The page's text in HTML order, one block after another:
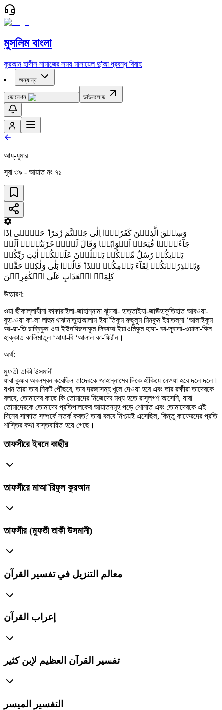
মুসলিম বাংলা
কুরআন হাদীস নামাজের সময় মাসায়েল দু'আ প্রবন্ধ বিবাহ
অন্যান্য
ডোনেশন ডাউনলোড
আয্‌-যুমার
সূরা ৩৯ - আয়াত নং ৭১
وَسِیۡقَ الَّذِیۡنَ کَفَرُوۡۤا اِلٰی جَہَنَّمَ زُمَرًا ؕ حَتّٰۤی اِذَا
جَآءُوۡہَا فُتِحَتۡ اَبۡوَابُہَا وَقَالَ لَہُمۡ خَزَنَتُہَاۤ اَلَمۡ
یَاۡتِکُمۡ رُسُلٌ مِّنۡکُمۡ یَتۡلُوۡنَ عَلَیۡکُمۡ اٰیٰتِ رَبِّکُمۡ
وَیُنۡذِرُوۡنَکُمۡ لِقَآءَ یَوۡمِکُمۡ ہٰذَا ؕ قَالُوۡا بَلٰی وَلٰکِنۡ حَقَّتۡ
کَلِمَۃُ الۡعَذَابِ عَلَی الۡکٰفِرِیۡنَ
উচ্চারণ:
ওয়া ছীকাল্লাযীনা কাফারূইলা-জাহান্নামা ঝুমারা- হাত্তাইযা-জাঊহাফুতিহাত আবওয়া-
বুহা-ওয়া কা-লা লাহুম খাঝানাতুহাআলাম ইয়া’তিকুম রুছুলুম মিনকুম ইয়াতলূনা ‘আলাইকুম
আ-য়া-তি রাব্বিকুম ওয়া ইউনযিরূনাকুম লিকাআ ইয়াওমিকুম হাযা- কা-লূবালা-ওয়ালা-কিন
হাক্কাত কালিমাতুল ‘আযা-বি ‘আলাল কা-ফিরীন।
অর্থ:
মুফতী তাকী উসমানী
যারা কুফর অবলম্বন করেছিল তাদেরকে জাহান্নামের দিকে হাঁকিয়ে নেওয়া হবে দলে দলে।
যখন তারা তার নিকট পৌঁছবে, তার দরজাসমূহ খুলে দেওয়া হবে এবং তার রক্ষীরা তাদেরকে
বলবে, তোমাদের কাছে কি তোমাদের নিজেদের মধ্য হতে রাসূলগণ আসেনি, যারা
তোমাদেরকে তোমাদের প্রতিপালকের আয়াতসমূহ পড়ে শোনাত এবং তোমাদেরকে এই
দিনের সাক্ষাত সম্পর্কে সতর্ক করত? তারা বলবে নিশ্চয়ই এসেছিল, কিন্তু কাফেরদের প্রতি
শাস্তির কথা বাস্তবায়িত হয়ে গেছে।
তাফসীরে ইবনে কাছীর
তাফসীরে মাআ'রিফুল কুরআন
তাফসীর (মুফতী তাকী উসমানী)
معالم التنزيل في تفسير القرآن
إعراب القرآن
تفسير القرآن العظيم لإبن كثير
التفسير الميسر